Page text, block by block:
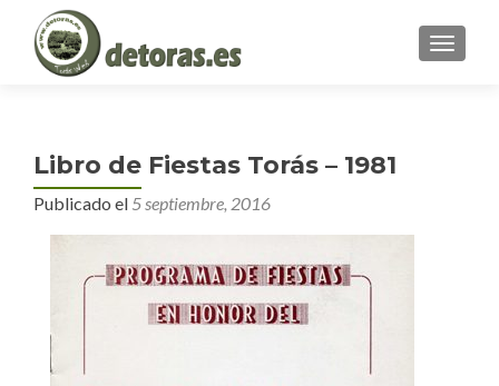
MENU
Libro de Fiestas Torás – 1981
Publicado el 5 septiembre, 2016